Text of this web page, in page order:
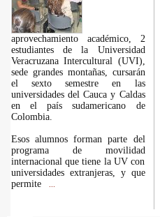
aprovechamiento académico, 2
estudiantes de la Universidad
Veracruzana Intercultural (UVI),
sede grandes montañas, cursarán
el sexto semestre en las
universidades del Cauca y Caldas
en el país sudamericano de
Colombia.
Esos alumnos forman parte del
programa de movilidad
internacional que tiene la UV con
universidades extranjeras, y que
permite